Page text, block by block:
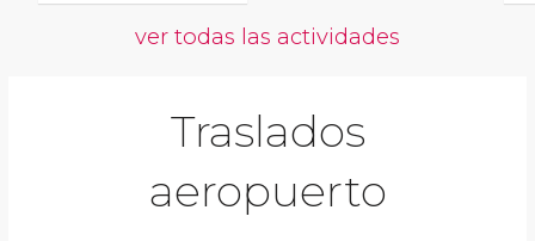
ver todas las actividades
Traslados
aeropuerto